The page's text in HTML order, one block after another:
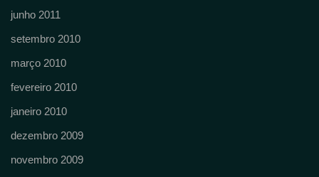
junho 2011
setembro 2010
março 2010
fevereiro 2010
janeiro 2010
dezembro 2009
novembro 2009